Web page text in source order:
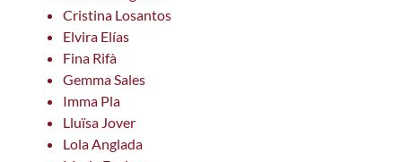
Cristina Losantos
Elvira Elías
Fina Rifà
Gemma Sales
Imma Pla
Lluïsa Jover
Lola Anglada